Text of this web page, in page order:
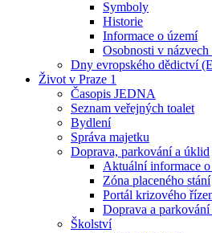
Symboly
Historie
Informace o území
Osobnosti v
Dny evropského dědictví
Život v Praze 1
Časopis JEDNA
Seznam veřejných toalet
Bydlení
Správa majetku
Doprava, parkování a úklid
Aktuální informace
Zóna placeného stání
Portál krizového
Doprava a
Školství